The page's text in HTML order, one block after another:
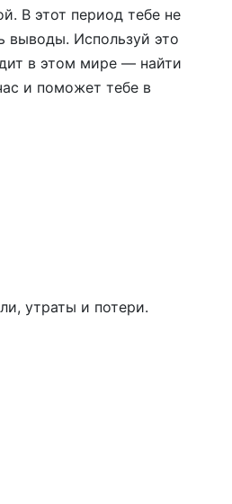
В этот период тебе не
выводы. Используй это
в этом мире — найти
и поможет тебе в
утраты и потери.